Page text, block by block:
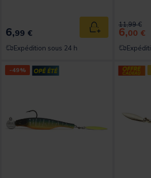
6,99 € Ajouter au panier
Expédition sous 24 h
Price
11,99 €to
6,00 €
-49%